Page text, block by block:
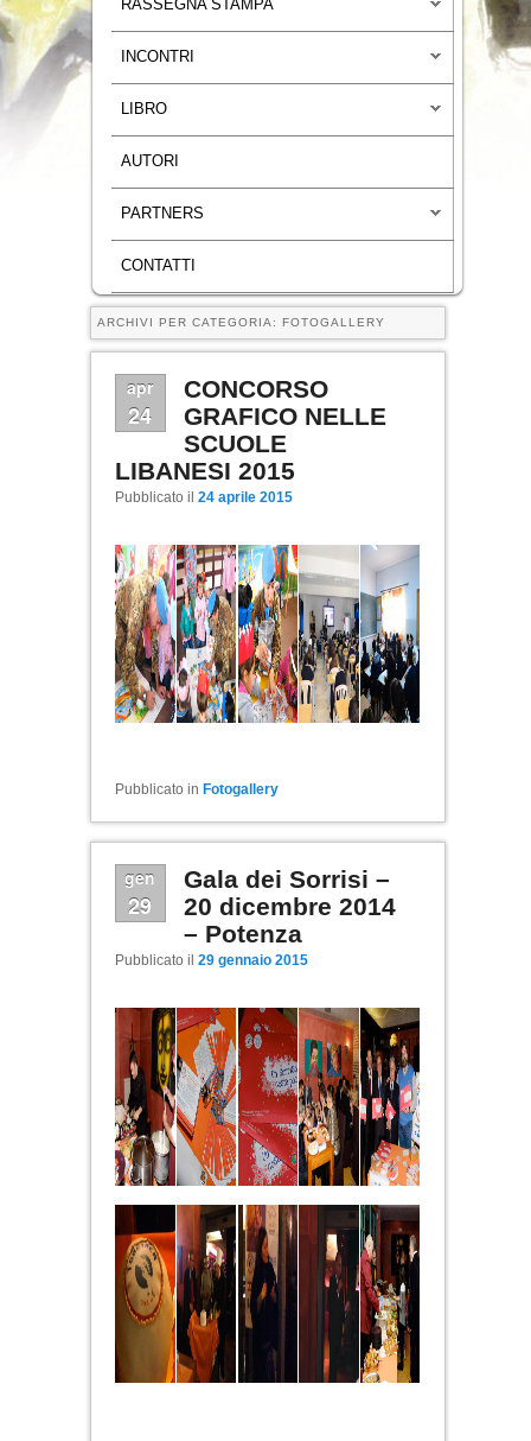
RASSEGNA STAMPA
INCONTRI
LIBRO
AUTORI
PARTNERS
CONTATTI
ARCHIVI PER CATEGORIA: FOTOGALLERY
apr
24
CONCORSO
GRAFICO NELLE
SCUOLE
LIBANESI 2015
Pubblicato il 24 aprile 2015
Pubblicato in Fotogallery
gen
29
Gala dei Sorrisi –
20 dicembre 2014
– Potenza
Pubblicato il 29 gennaio 2015